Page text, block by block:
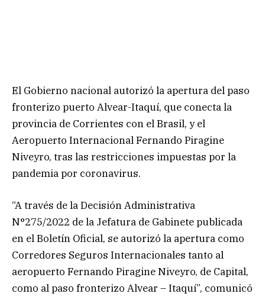
El Gobierno nacional autorizó la apertura del paso
fronterizo puerto Alvear-Itaquí, que conecta la
provincia de Corrientes con el Brasil, y el
Aeropuerto Internacional Fernando Piragine
Niveyro, tras las restricciones impuestas por la
pandemia por coronavirus.
“A través de la Decisión Administrativa
N°275/2022 de la Jefatura de Gabinete publicada
en el Boletín Oficial, se autorizó la apertura como
Corredores Seguros Internacionales tanto al
aeropuerto Fernando Piragine Niveyro, de Capital,
como al paso fronterizo Alvear – Itaquí”, comunicó